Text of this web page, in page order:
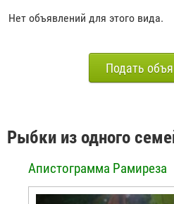
Нет объявлений для этого вида.
Подать
Рыбки из одного
Апистограмма Рамиреза